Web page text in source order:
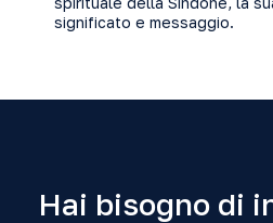
significato e messaggio.
Hai bisogno di